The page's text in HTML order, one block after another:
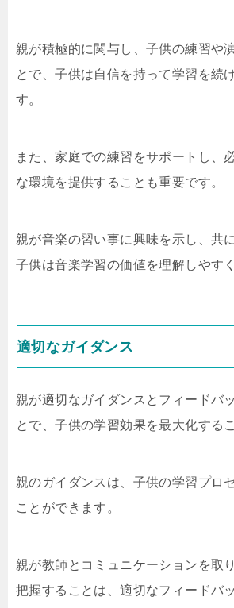
親が積極的に関与し、子供の練習や
とで、子供は自信を持って学習を続
す。
また、家庭での練習をサポートし、
な環境を提供することも重要です。
親が音楽の習い事に興味を示し、共
子供は音楽学習の価値を理解しやす
適切なガイダンス
親が適切なガイダンスとフィードバ
とで、子供の学習効果を最大化する
親のガイダンスは、子供の学習プロ
ことができます。
親が教師とコミュニケーションを取
把握することは、適切なフィードバ